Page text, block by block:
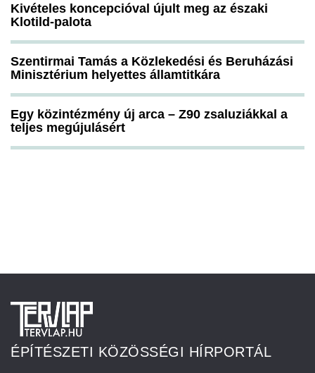
Kivételes koncepcióval újult meg az északi
Klotild-palota
Szentirmai Tamás a Közlekedési és Beruházási
Minisztérium helyettes államtitkára
Egy közintézmény új arca – Z90 zsaluziákkal a
teljes megújulásért
ÉPÍTÉSZETI KÖZÖSSÉGI HÍRPORTÁL